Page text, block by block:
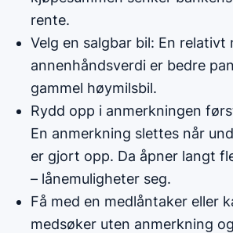
rente.
Velg en salgbar bil: En relativt
annenhåndsverdi er bedre
gammel høymilsbil.
Rydd opp i anmerkningen
En anmerkning slettes når
er gjort opp. Da åpner langt
– lånemuligheter seg.
Få med en medlåntaker eller
medsøker uten anmerkning